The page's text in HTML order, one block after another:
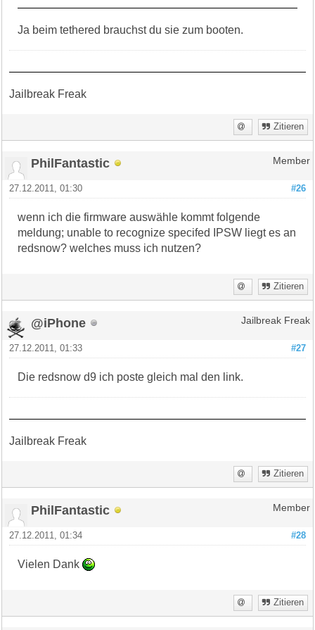
Ja beim tethered brauchst du sie zum booten.
Jailbreak Freak
Zitieren
PhilFantastic Member
#26
27.12.2011, 01:30
wenn ich die firmware auswähle kommt folgende
meldung; unable to recognize specifed IPSW liegt es an
redsnow? welches muss ich nutzen?
Zitieren
@iPhone Jailbreak Freak
#27
27.12.2011, 01:33
Die redsnow d9 ich poste gleich mal den link.
Jailbreak Freak
Zitieren
PhilFantastic Member
#28
27.12.2011, 01:34
Vielen Dank
Zitieren